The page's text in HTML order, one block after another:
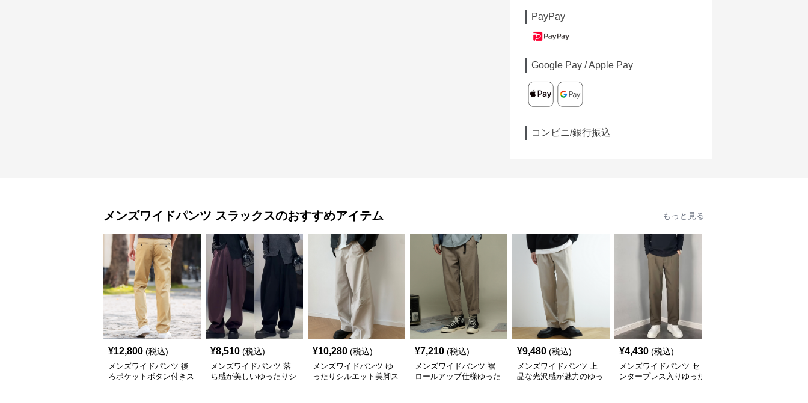
PayPay
Google Pay / Apple Pay
コンビニ/銀行振込
メンズワイドパンツ スラックスのおすすめアイテム もっと見る
¥12,800 (税込)
メンズワイドパンツ 後
ろポケットボタン付きス
¥8,510 (税込)
メンズワイドパンツ 落
ち感が美しいゆったりシ
¥10,280 (税込)
メンズワイドパンツ ゆ
ったりシルエット美脚ス
¥7,210 (税込)
メンズワイドパンツ 裾
ロールアップ仕様ゆった
¥9,480 (税込)
メンズワイドパンツ 上
品な光沢感が魅力のゆっ
¥4,430 (税込)
メンズワイドパンツ セ
ンタープレス入りゆった